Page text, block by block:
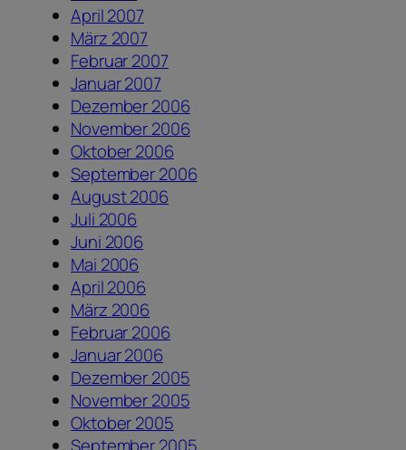
April 2007
März 2007
Februar 2007
Januar 2007
Dezember 2006
November 2006
Oktober 2006
September 2006
August 2006
Juli 2006
Juni 2006
Mai 2006
April 2006
März 2006
Februar 2006
Januar 2006
Dezember 2005
November 2005
Oktober 2005
September 2005